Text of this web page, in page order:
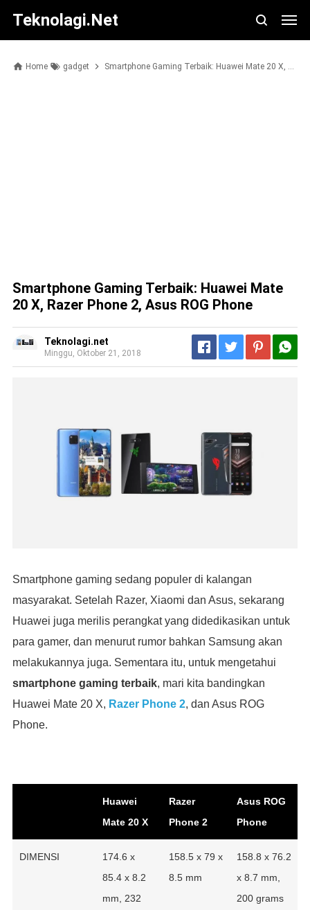
Teknolagi.net
Home gadget Smartphone Gaming Terbaik: Huawei Mate 20 X, Razer Phone 2, Asus ROG Phone
Smartphone Gaming Terbaik: Huawei Mate
20 X, Razer Phone 2, Asus ROG Phone
Teknolagi.net
Minggu, Oktober 21, 2018
Smartphone gaming sedang populer di kalangan
masyarakat. Setelah Razer, Xiaomi dan Asus, sekarang
Huawei juga merilis perangkat yang didedikasikan untuk
para gamer, dan menurut rumor bahkan Samsung akan
melakukannya juga. Sementara itu, untuk mengetahui
smartphone gaming terbaik, mari kita bandingkan
Huawei Mate 20 X, Razer Phone 2, dan Asus ROG
Phone.
Huawei
Mate 20 X
Razer
Phone 2
Asus ROG
Phone
DIMENSI
174.6 x
85.4 x 8.2
mm, 232
158.5 x 79 x
8.5 mm
158.8 x 76.2
x 8.7 mm,
200 grams